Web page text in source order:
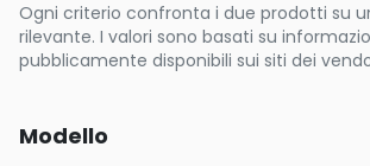
Ogni criterio confronta i due prodotti su
rilevante. I valori sono basati su
pubblicamente disponibili sui siti dei
Modello